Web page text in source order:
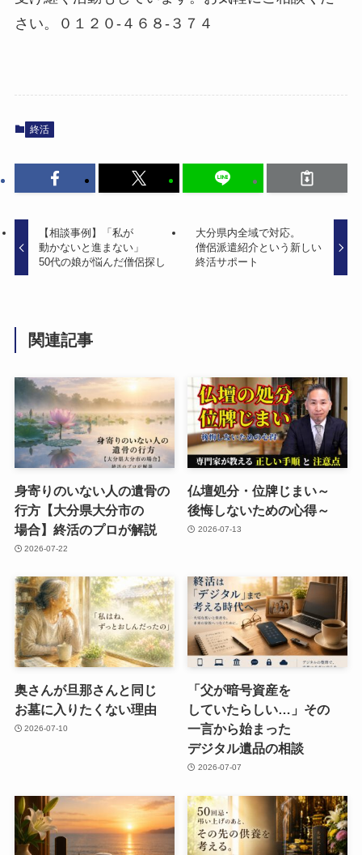
さい。０１２０-４６８-３７４
終活
【相談事例】​「私が​
動かないと​進まない」
50代の​娘が​悩んだ​僧侶探し
大分県内全域で​対応。​
僧侶派遣紹介と​いう​新しい​
終活サポート
関連記事
身寄りのいない​人の​遺骨の​
行方​【大分県大分市の​
場合】終活の​プロが​解説
2026-07-22
仏壇処分・位牌じまい​～
後悔しないための​心得～
2026-07-13
奥さんが​旦那さんと​同じ​
お墓に​入りたくない​理由
2026-07-10
「父が​暗号資産を​
していたらしい…」​その​
一言から​始まった​
デジタル遺品の​相談
2026-07-07